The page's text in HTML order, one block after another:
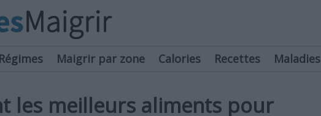
Régimes Maigrir par zone Calories Recettes Maladies
les meilleurs aliments pour